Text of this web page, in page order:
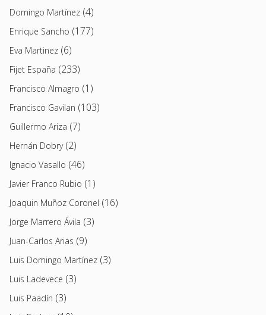
Domingo Martínez (4)
Enrique Sancho (177)
Eva Martinez (6)
Fijet España (233)
Francisco Almagro (1)
Francisco Gavilan (103)
Guillermo Ariza (7)
Hernán Dobry(2)
Ignacio Vasallo (46)
Javier Franco Rubio (1)
Joaquin Muñoz Coronel (16)
Jorge Marrero Ávila (3)
Juan-Carlos Arias (9)
Luis Domingo Martínez (3)
Luis Ladevece (3)
Luis Paadín (3)